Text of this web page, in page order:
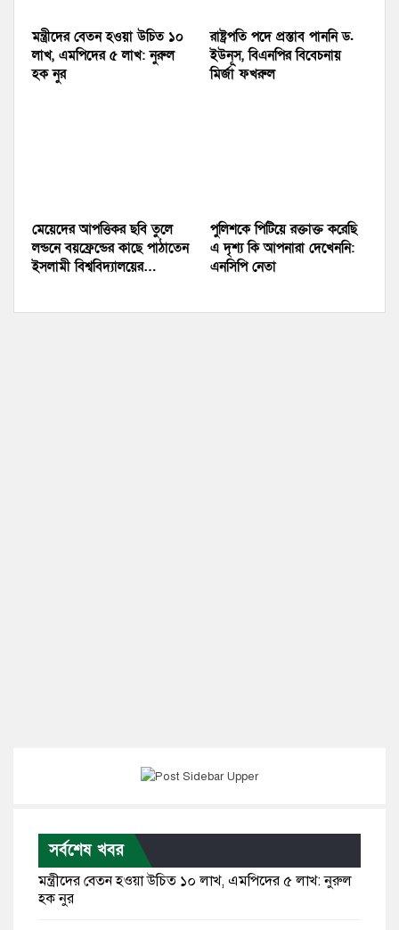
মন্ত্রীদের বেতন হওয়া উচিত ১০
লাখ, এমপিদের ৫ লাখ: নুরুল
হক নুর
রাষ্ট্রপতি পদে প্রস্তাব পাননি ড.
ইউনূস, বিএনপির বিবেচনায়
মির্জা ফখরুল
মেয়েদের আপত্তিকর ছবি তুলে
লন্ডনে বয়ফ্রেন্ডের কাছে পাঠাতেন
ইসলামী বিশ্ববিদ্যালয়ের…
পুলিশকে পিটিয়ে রক্তাক্ত করেছি
এ দৃশ্য কি আপনারা দেখেননি:
এনসিপি নেতা
সর্বশেষ খবর
মন্ত্রীদের বেতন হওয়া উচিত ১০ লাখ, এমপিদের ৫ লাখ: নুরুল
হক নুর